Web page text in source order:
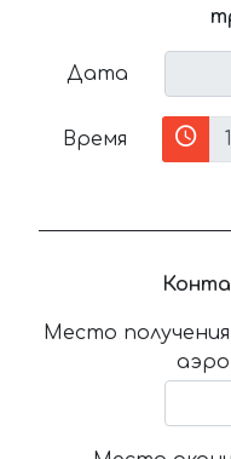
Дата
Время
Место